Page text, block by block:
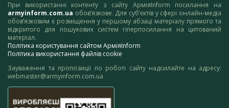
При використанні контенту з сайту АрміяInform посилання на
armyinform.com.ua обов’язкове. Для суб’єктів у сфері онлайн-медіа
обов’язковим є розміщення у першому абзаці матеріалу прямого та
відкритого для пошукових систем гіперпосилання на цитований
матеріал.
Політика користування сайтом АрміяInform
Політика використання файлів cookie
Зауваження та пропозиції по роботі сайту надсилайте на адресу:
webmaster@armyinform.com.ua